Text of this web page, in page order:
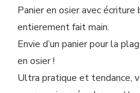
Panier en osier avec écriture
entierement fait main.
Envie d’un panier pour la
en osier !
Ultra pratique et tendance,